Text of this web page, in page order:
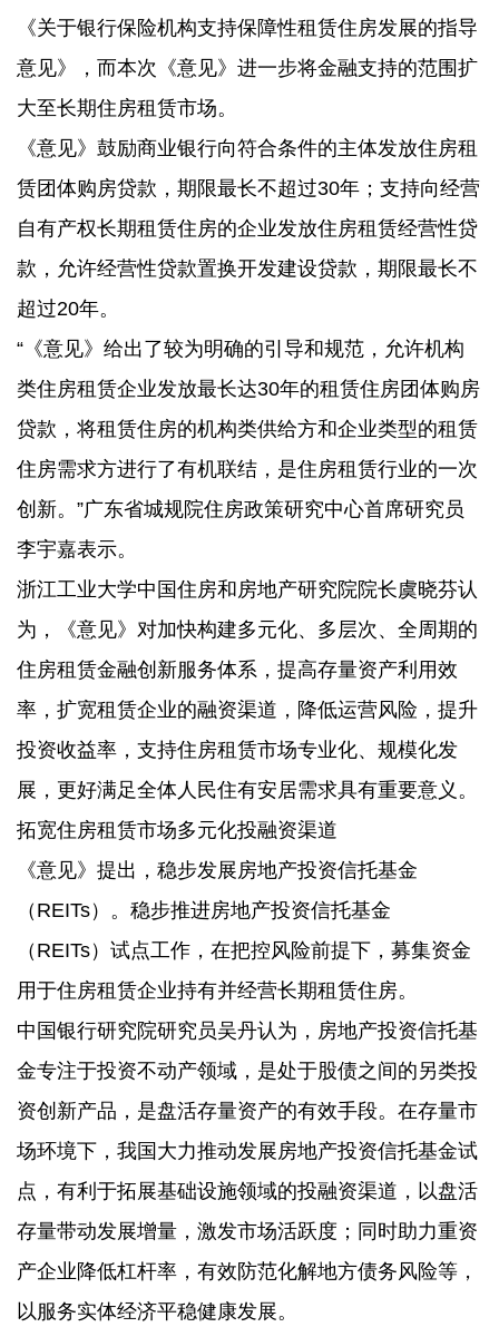
《关于银行保险机构支持保障性租赁住房发展的指导
意见》，而本次《意见》进一步将金融支持的范围扩
大至长期住房租赁市场。
《意见》鼓励商业银行向符合条件的主体发放住房租
赁团体购房贷款，期限最长不超过30年；支持向经营
自有产权长期租赁住房的企业发放住房租赁经营性贷
款，允许经营性贷款置换开发建设贷款，期限最长不
超过20年。
“《意见》给出了较为明确的引导和规范，允许机构
类住房租赁企业发放最长达30年的租赁住房团体购房
贷款，将租赁住房的机构类供给方和企业类型的租赁
住房需求方进行了有机联结，是住房租赁行业的一次
创新。”广东省城规院住房政策研究中心首席研究员
李宇嘉表示。
浙江工业大学中国住房和房地产研究院院长虞晓芬认
为，《意见》对加快构建多元化、多层次、全周期的
住房租赁金融创新服务体系，提高存量资产利用效
率，扩宽租赁企业的融资渠道，降低运营风险，提升
投资收益率，支持住房租赁市场专业化、规模化发
展，更好满足全体人民住有安居需求具有重要意义。
拓宽住房租赁市场多元化投融资渠道
《意见》提出，稳步发展房地产投资信托基金
（REITs）。稳步推进房地产投资信托基金
（REITs）试点工作，在把控风险前提下，募集资金
用于住房租赁企业持有并经营长期租赁住房。
中国银行研究院研究员吴丹认为，房地产投资信托基
金专注于投资不动产领域，是处于股债之间的另类投
资创新产品，是盘活存量资产的有效手段。在存量市
场环境下，我国大力推动发展房地产投资信托基金试
点，有利于拓展基础设施领域的投融资渠道，以盘活
存量带动发展增量，激发市场活跃度；同时助力重资
产企业降低杠杆率，有效防范化解地方债务风险等，
以服务实体经济平稳健康发展。